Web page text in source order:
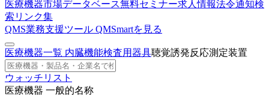
医療機器市場データベース無料セミナー求人情報法令通知検
索 リンク集
QMS業務支援ツール QMSmartを見る
医療機器一覧 内臓機能検査用器具聴覚誘発反応測定装置
ウォッチリスト
医療機器 一般的名称